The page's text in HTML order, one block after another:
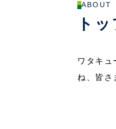
ABOUT
ト
ワタキ
ね、皆さ